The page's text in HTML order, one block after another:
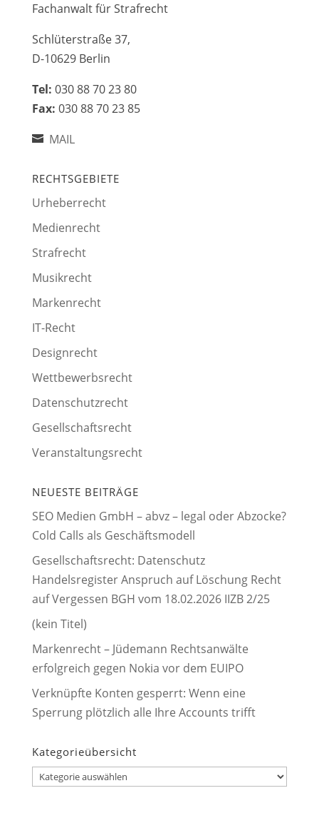
Fachanwalt für Strafrecht
Schlüterstraße 37,
D-10629 Berlin
Tel: 030 88 70 23 80
Fax: 030 88 70 23 85
MAIL
RECHTSGEBIETE
Urheberrecht
Medienrecht
Strafrecht
Musikrecht
Markenrecht
IT-Recht
Designrecht
Wettbewerbsrecht
Datenschutzrecht
Gesellschaftsrecht
Veranstaltungsrecht
NEUESTE BEITRÄGE
SEO Medien GmbH – abvz – legal oder Abzocke?
Cold Calls als Geschäftsmodell
Gesellschaftsrecht: Datenschutz
Handelsregister Anspruch auf Löschung Recht
auf Vergessen BGH vom 18.02.2026 IIZB 2/25
(kein Titel)
Markenrecht – Jüdemann Rechtsanwälte
erfolgreich gegen Nokia vor dem EUIPO
Verknüpfte Konten gesperrt: Wenn eine
Sperrung plötzlich alle Ihre Accounts trifft
Kategorieübersicht
Kategorieübersicht